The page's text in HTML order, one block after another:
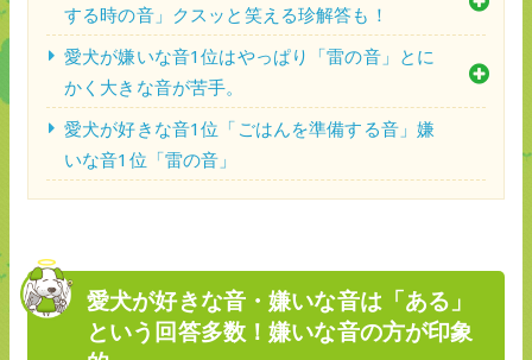
する時の音」クスッと笑える珍解答も！
愛犬が嫌いな音1位はやっぱり「雷の音」とに
かく大きな音が苦手。
愛犬が好きな音1位「ごはんを準備する音」嫌
いな音1位「雷の音」
愛犬が好きな音・嫌いな音は「ある」
という回答多数！嫌いな音の方が印象